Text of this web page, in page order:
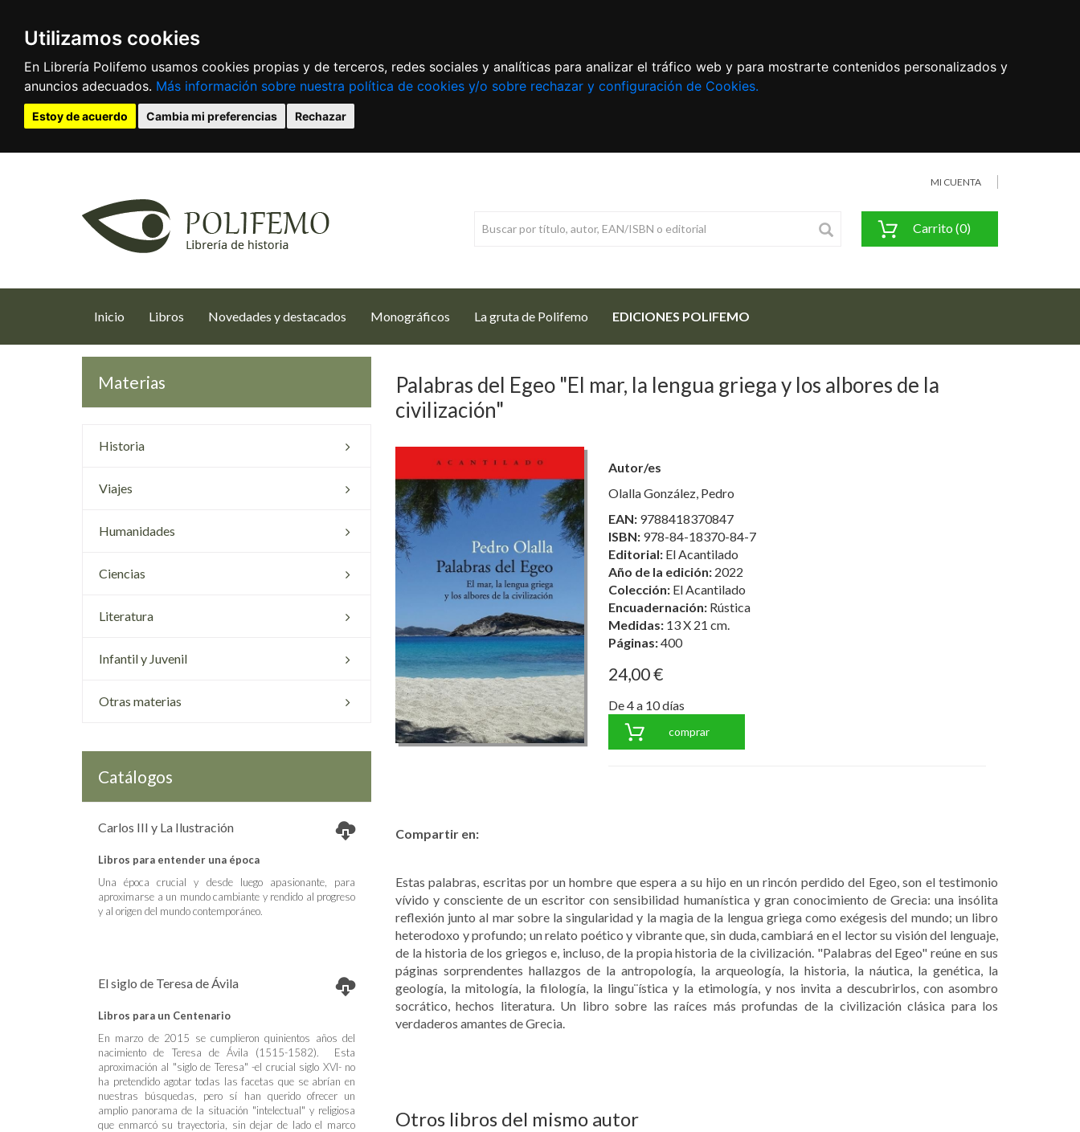
Utilizamos cookies
En Librería Polifemo usamos cookies propias y de terceros, redes sociales y analíticas para analizar el tráfico web y para mostrarte contenidos personalizados y
anuncios adecuados. Más información sobre nuestra política de cookies y/o sobre rechazar y configuración de Cookies.
Estoy de acuerdo Cambia mi preferencias Rechazar
MI CUENTA
Carrito (0)
Inicio (current)
Libros Novedades y destacados Monográficos La gruta de Polifemo EDICIONES POLIFEMO
Materias
Historia
Viajes
Humanidades
Ciencias
Literatura
Infantil y Juvenil
Otras materias
Catálogos
Carlos III y La Ilustración
Libros para entender una época
Una época crucial y desde luego apasionante, para
aproximarse a un mundo cambiante y rendido al progreso
y al origen del mundo contemporáneo.
El siglo de Teresa de Ávila
Libros para un Centenario
En marzo de 2015 se cumplieron quinientos años del
nacimiento de Teresa de Ávila (1515-1582). Esta
aproximación al "siglo de Teresa" -el crucial siglo XVI- no
ha pretendido agotar todas las facetas que se abrían en
nuestras búsquedas, pero sí han querido ofrecer un
amplio panorama de la situación "intelectual" y religiosa
que enmarcó su trayectoria, sin dejar de lado el marco
Palabras del Egeo "El mar, la lengua griega y los albores de la
civilización"
Autor/es
Olalla González, Pedro
EAN: 9788418370847
ISBN: 978-84-18370-84-7
Editorial: El Acantilado
Año de la edición: 2022
Colección: El Acantilado
Encuadernación: Rústica
Medidas: 13 X 21 cm.
Páginas:400
24,00 €
De 4 a 10 días
comprar
Compartir en:
Estas palabras, escritas por un hombre que espera a su hijo en un rincón perdido del Egeo, son el testimonio
vívido y consciente de un escritor con sensibilidad humanística y gran conocimiento de Grecia: una insólita
reflexión junto al mar sobre la singularidad y la magia de la lengua griega como exégesis del mundo; un libro
heterodoxo y profundo; un relato poético y vibrante que, sin duda, cambiará en el lector su visión del lenguaje,
de la historia de los griegos e, incluso, de la propia historia de la civilización. "Palabras del Egeo" reúne en sus
páginas sorprendentes hallazgos de la antropología, la arqueología, la historia, la náutica, la genética, la
geología, la mitología, la filología, la lingu¨ística y la etimología, y nos invita a descubrirlos, con asombro
socrático, hechos literatura. Un libro sobre las raíces más profundas de la civilización clásica para los
verdaderos amantes de Grecia.
Otros libros del mismo autor